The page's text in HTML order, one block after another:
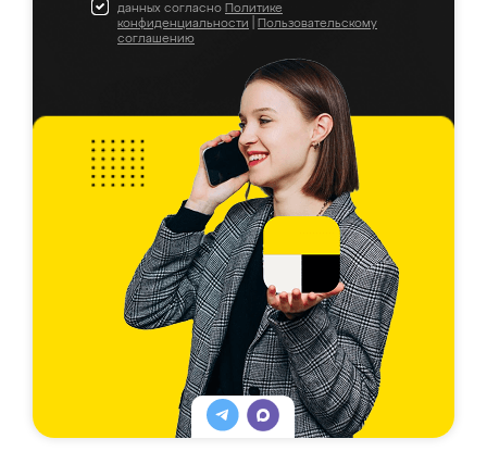
данных согласно Политике
конфиденциальности
Пользовательскому
соглашению